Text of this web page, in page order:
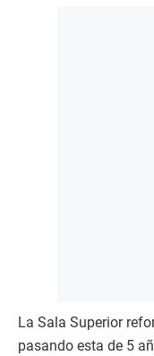
La Sala Superior
pasando esta de 5